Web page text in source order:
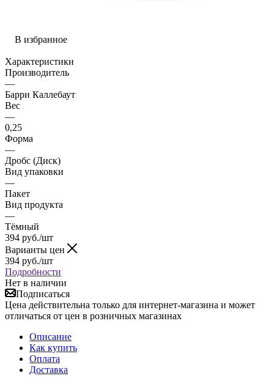
В избранное
Характеристики
Производитель
—
Барри Каллебаут
Вес
—
0,25
Форма
—
Дробс (Диск)
Вид упаковки
—
Пакет
Вид продукта
—
Тёмный
394 руб./шт
Варианты цен
394 руб./шт
Подробности
Нет в наличии
Подписаться
Цена действительна только для интернет-магазина и может
отличаться от цен в розничных магазинах
Описание
Как купить
Оплата
Доставка